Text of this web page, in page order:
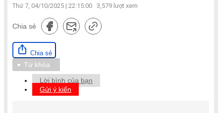
Thứ 7, 04/10/2025 | 22:15:00 3,579 lượt xem
Chia sẻ
Chia sẻ
Từ khóa
Lời bình của bạn
Gửi ý kiến